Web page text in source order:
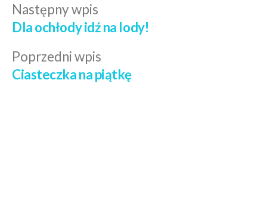
Nawigacja
Poprzedni wpis
wpis:
Ciasteczka na piątkę
Następny wpis
wpis:
Dla ochłody idź na lody!